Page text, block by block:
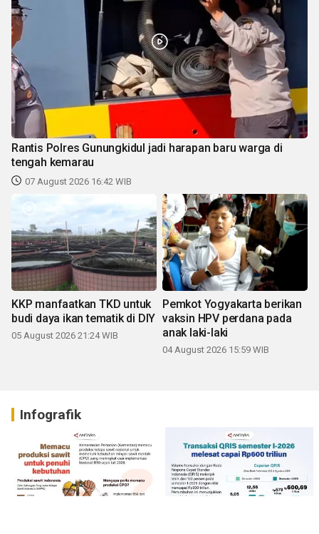
Rantis Polres Gunungkidul jadi harapan baru warga di
tengah kemarau
07 August 2026 16:42 WIB
KKP manfaatkan TKD untuk
budi daya ikan tematik di DIY
05 August 2026 21:24 WIB
Pemkot Yogyakarta berikan
vaksin HPV perdana pada
anak laki-laki
04 August 2026 15:59 WIB
Infografik